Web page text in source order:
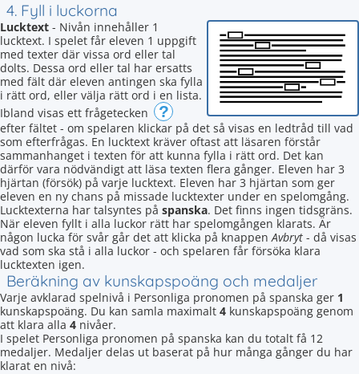
4. Fyll i luckorna
Lucktext - Nivån innehåller 1
lucktext. I spelet får eleven 1 uppgift
med texter där vissa ord eller tal
dolts. Dessa ord eller tal har ersatts
med fält där eleven antingen ska fylla
i rätt ord, eller välja rätt ord i en lista.
Ibland visas ett frågetecken
?
efter fältet - om spelaren klickar på det så visas en ledtråd till vad
som efterfrågas. En lucktext kräver oftast att läsaren förstår
sammanhanget i texten för att kunna fylla i rätt ord. Det kan
därför vara nödvändigt att läsa texten flera gånger. Eleven har 3
hjärtan (försök) på varje lucktext. Eleven har 3 hjärtan som ger
eleven en ny chans på missade lucktexter under en spelomgång.
Lucktexterna har talsyntes på spanska. Det finns ingen tidsgräns.
När eleven fyllt i alla luckor rätt har spelomgången klarats. Är
någon lucka för svår går det att klicka på knappenAvbryt - då visas
vad som ska stå i alla luckor - och spelaren får försöka klara
lucktexten igen.
Beräkning av kunskapspoäng och medaljer
Varje avklarad spelnivå i Personliga pronomen på spanska ger 1
kunskapspoäng. Du kan samla maximalt 4 kunskapspoäng genom
att klara alla 4 nivåer.
I spelet Personliga pronomen på spanska kan du totalt få 12
medaljer. Medaljer delas ut baserat på hur många gånger du har
klarat en nivå: